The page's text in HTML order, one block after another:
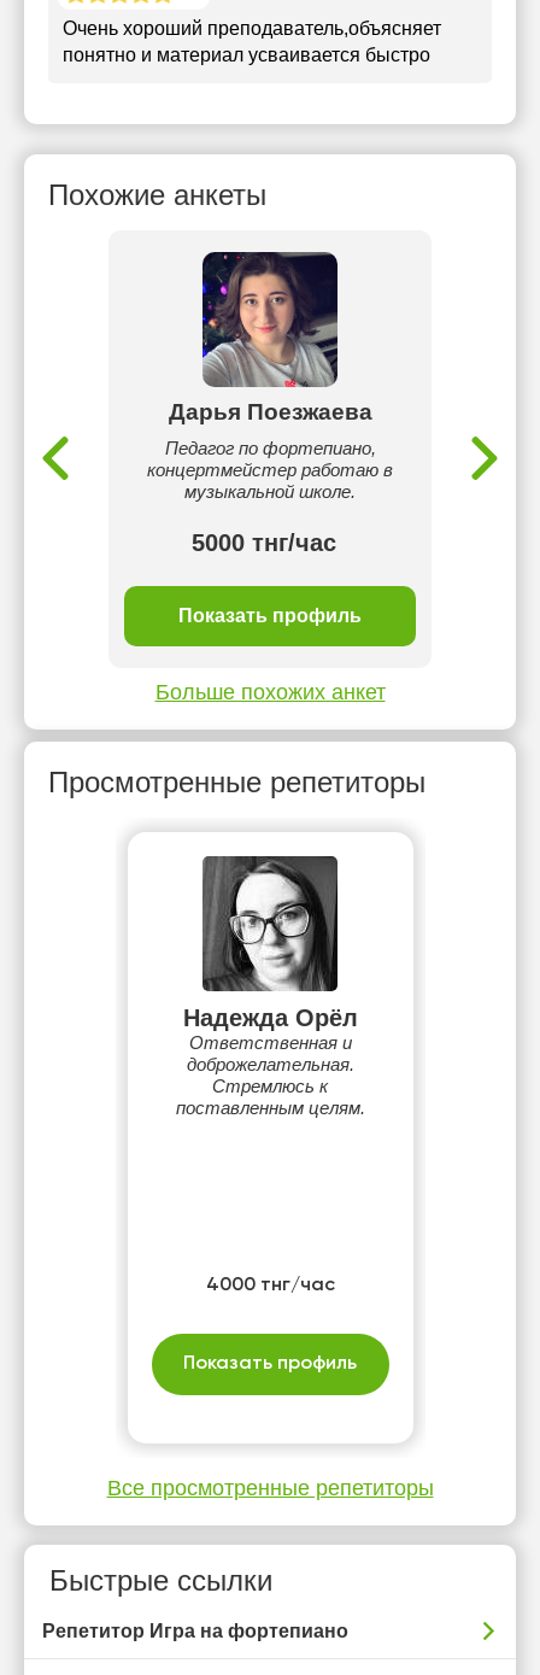
Очень хороший преподаватель,объясняет
понятно и материал усваивается быстро
Похожие анкеты
Дарья Поезжаева
Педагог по фортепиано,
концертмейстер работаю в
музыкальной школе.
5000 тнг/час
Показать профиль
Больше похожих анкет
Просмотренные репетиторы
Надежда Орёл
Ответственная и
доброжелательная.
Стремлюсь к
поставленным целям.
4000 тнг/час
Показать профиль
Все просмотренные репетиторы
Быстрые ссылки
Репетитор Игра на фортепиано